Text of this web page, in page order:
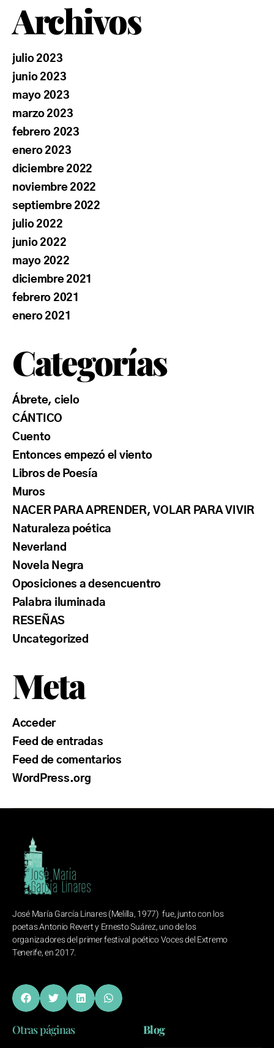
Archivos
julio 2023
junio 2023
mayo 2023
marzo 2023
febrero 2023
enero 2023
diciembre 2022
noviembre 2022
septiembre 2022
julio 2022
junio 2022
mayo 2022
diciembre 2021
febrero 2021
enero 2021
Categorías
Ábrete, cielo
CÁNTICO
Cuento
Entonces empezó el viento
Libros de Poesía
Muros
NACER PARA APRENDER, VOLAR PARA VIVIR
Naturaleza poética
Neverland
Novela Negra
Oposiciones a desencuentro
Palabra iluminada
RESEÑAS
Uncategorized
Meta
Acceder
Feed de entradas
Feed de comentarios
WordPress.org
José María García Linares (Melilla, 1977) fue, junto con los
poetas Antonio Revert y Ernesto Suárez, uno de los
organizadores del primer festival poético Voces del Extremo
Tenerife, en 2017.
Otras páginas
Blog